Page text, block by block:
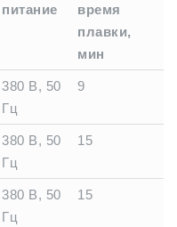
питание
время
плавки,
мин
Электро-
питание
Расчетное
плавки,
мин
380 В, 50
Гц
9
380 В, 50
Гц
15
380 В, 50
Гц
15